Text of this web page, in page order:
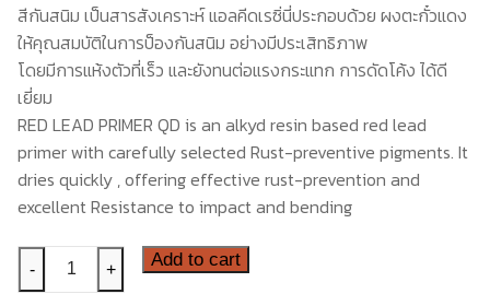
สีอีนเตอร์เนชันแนล
สีทีโอเอ
ติดต่อเรา
สีกันสนิม เป็นสารสังเคราะห์ แอลคีดเรซิ่นี่ประกอบด้วย ผงตะกั๋วแดง
ให้คุณสมบัติในการป็องกันสนิม อย่างมีประเสิทธิภาพ
โดยมีการแห้งตัวที่เร็ว และยังทนต่อแรงกระแทก การดัดโค้ง ได้ดี
เยี่ยม
RED LEAD PRIMER QD is an alkyd resin based red lead
primer with carefully selected Rust-preventive pigments. It
dries quickly , offering effective rust-prevention and
excellent Resistance to impact and bending
เรด
เลด
- + Add to cart